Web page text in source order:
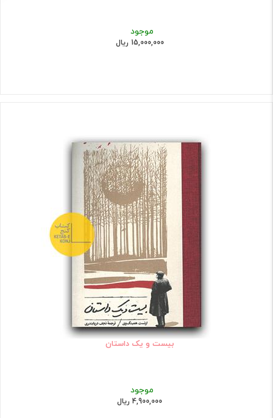
موجود
15,000,000 ریال
بیست و یک داستان
موجود
4,900,000 ریال